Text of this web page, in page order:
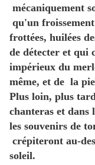
mécaniquement
qu'un
frottées, huilées
de détecter et qui
impérieux du
même, et de la
Plus loin, plus
chanteras et dans
les souvenirs de
crépiteront au-
soleil.